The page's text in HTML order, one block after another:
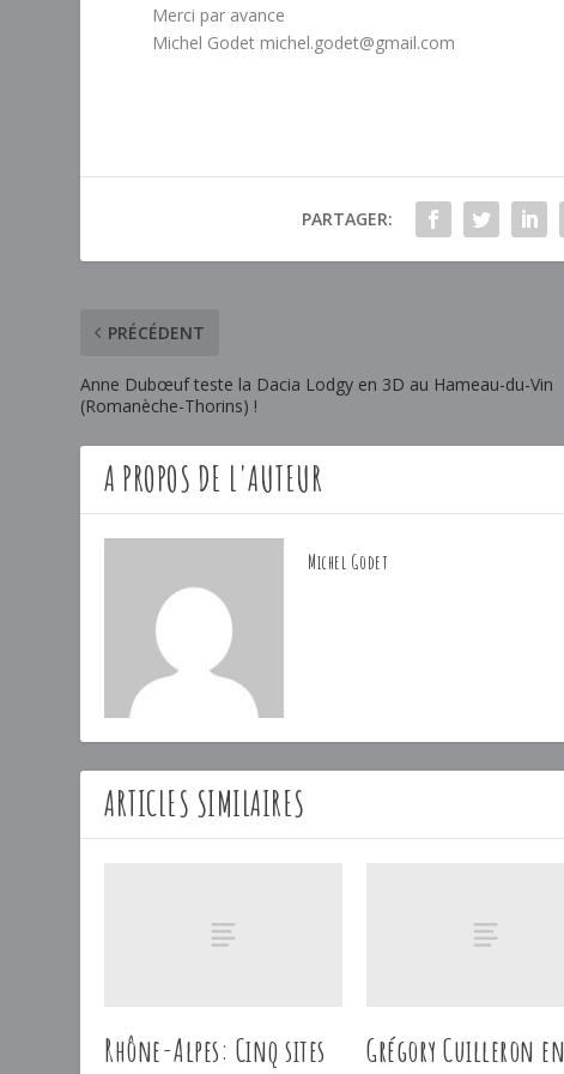
Merci par avance
Michel Godet michel.godet@gmail.com
PARTAGER:
PRÉCÉDENT
Anne Dubœuf teste la Dacia Lodgy en 3D au Hameau-du-Vin
(Romanèche-Thorins) !
A PROPOS DE L'AUTEUR
Michel Godet
ARTICLES SIMILAIRES
Rhône-Alpes: Cinq sites
Grégory Cuilleron en